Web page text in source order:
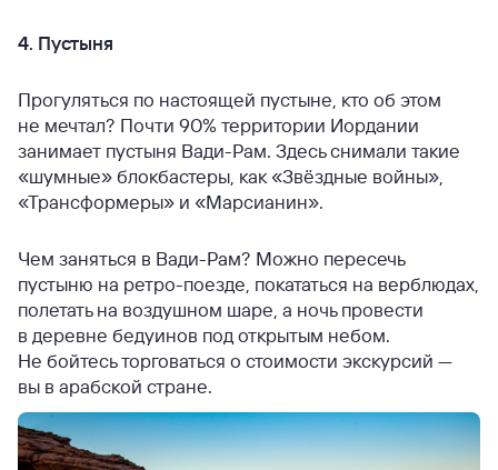
4. Пустыня
Прогуляться по настоящей пустыне, кто об этом
не мечтал? Почти 90% территории Иордании
занимает пустыня Вади-Рам. Здесь снимали такие
«шумные» блокбастеры, как «Звёздные войны»,
«Трансформеры» и «Марсианин».
Чем заняться в Вади-Рам? Можно пересечь
пустыню на ретро-поезде, покататься на верблюдах,
полетать на воздушном шаре, а ночь провести
в деревне бедуинов под открытым небом.
Не бойтесь торговаться о стоимости экскурсий —
вы в арабской стране.